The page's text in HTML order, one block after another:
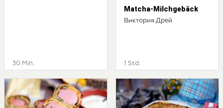
30 Min.
Matcha-Milchgebäck
Виктория Дрей
1 Std.